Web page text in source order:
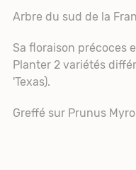
Arbre du sud de la
Sa floraison précoces
Planter 2 variétés
'Texas).
Greffé sur Prunus